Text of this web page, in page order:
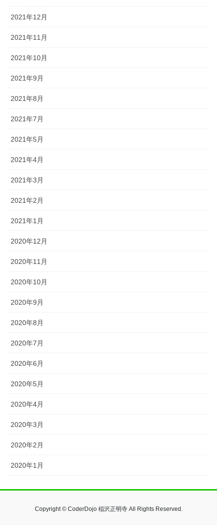
2021年12月
2021年11月
2021年10月
2021年9月
2021年8月
2021年7月
2021年5月
2021年4月
2021年3月
2021年2月
2021年1月
2020年12月
2020年11月
2020年10月
2020年9月
2020年8月
2020年7月
2020年6月
2020年5月
2020年4月
2020年3月
2020年2月
2020年1月
Copyright © CoderDojo 稲沢正明寺 All Rights Reserved.